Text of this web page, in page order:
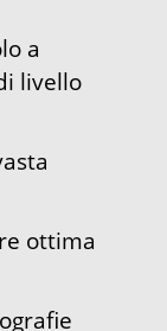
a
livello
ottima